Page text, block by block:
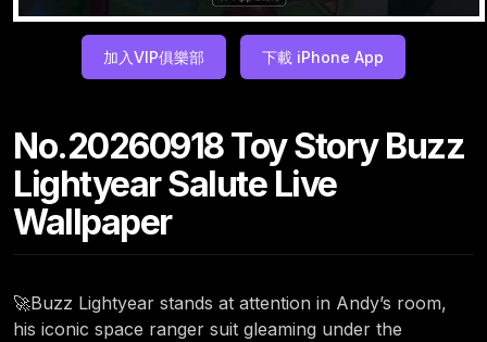
加入VIP俱樂部 下載 iPhone App
No.20260918 Toy Story Buzz
Lightyear Salute Live
Wallpaper
🚀Buzz Lightyear stands at attention in Andy’s room,
his iconic space ranger suit gleaming under the